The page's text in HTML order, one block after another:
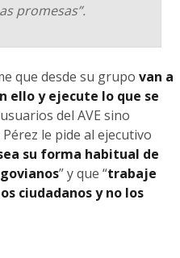
promesas”.
que desde su grupo van a
ello y ejecute lo que se
del AVE sino
le pide al ejecutivo
su forma habitual de
” y que “trabaje
ciudadanos y no los